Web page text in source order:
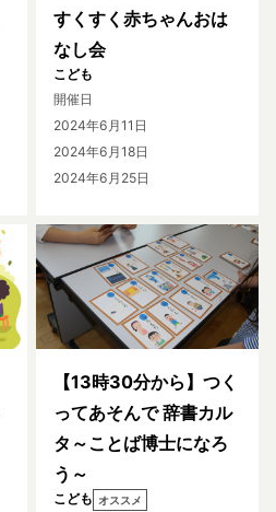
すくすく赤ちゃんおは
なし会
こども
開催日
2024年6月11日
2024年6月18日
2024年6月25日
【13時30分から】つく
ってあそんで 辞書カル
タ～ことば博士になろ
う～
こども オススメ